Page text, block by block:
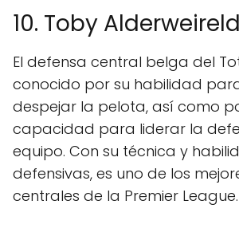
10. Toby Alderweireld
El defensa central belga del
conocido por su habilidad
despejar la pelota, así como
capacidad para liderar la
equipo. Con su técnica y
defensivas, es uno de los
centrales de la Premier League.